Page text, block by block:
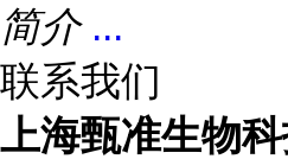
简介 ...
联系我们
上海甄准生物